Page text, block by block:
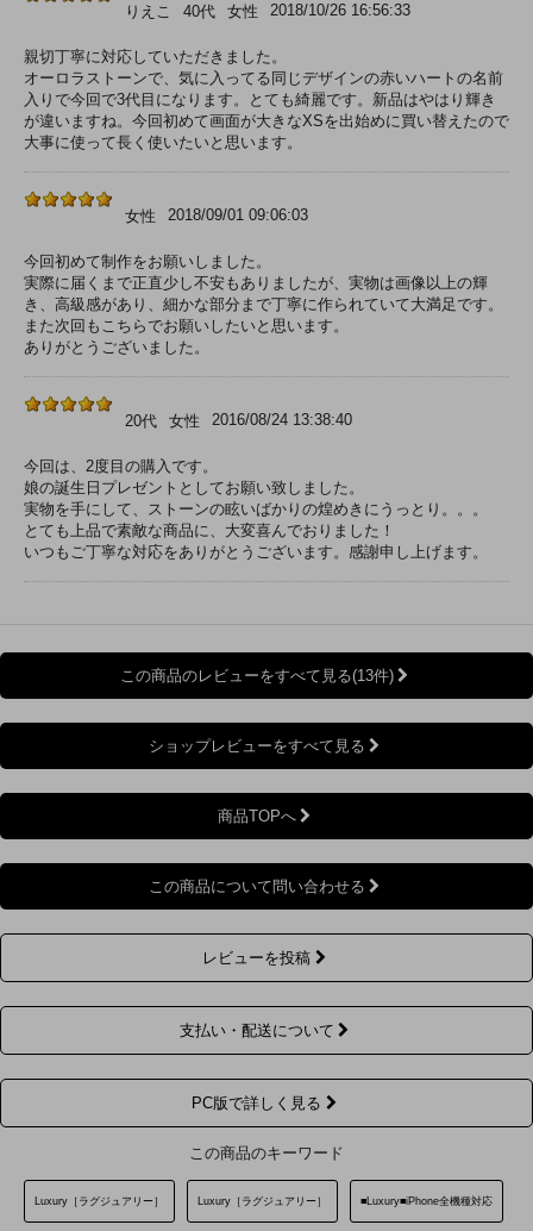
りえこ 40代 女性 2018/10/26 16:56:33
親切丁寧に対応していただきました。
オーロラストーンで、気に入ってる同じデザインの赤いハートの名前
入りで今回で3代目になります。とても綺麗です。新品はやはり輝き
が違いますね。今回初めて画面が大きなXSを出始めに買い替えたので
大事に使って長く使いたいと思います。
女性 2018/09/01 09:06:03
今回初めて制作をお願いしました。
実際に届くまで正直少し不安もありましたが、実物は画像以上の輝
き、高級感があり、細かな部分まで丁寧に作られていて大満足です。
また次回もこちらでお願いしたいと思います。
ありがとうございました。
20代 女性 2016/08/24 13:38:40
今回は、2度目の購入です。
娘の誕生日プレゼントとしてお願い致しました。
実物を手にして、ストーンの眩いばかりの煌めきにうっとり。。。
とても上品で素敵な商品に、大変喜んでおりました！
いつもご丁寧な対応をありがとうございます。感謝申し上げます。
この商品のレビューをすべて見る(13件)
ショップレビューをすべて見る
商品TOPへ
この商品について問い合わせる
レビューを投稿
支払い・配送について
PC版で詳しく見る
この商品のキーワード
Luxury［ラグジュアリー］ Luxury［ラグジュアリー］ ■Luxury■iPhone全機種対応